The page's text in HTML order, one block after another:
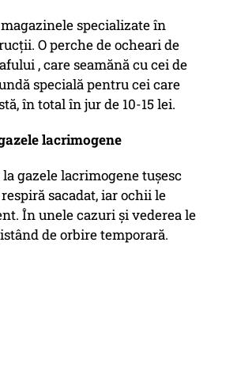
specializate în
O perche de ocheari de
, care seamănă cu cei de
specială pentru cei care
în total în jur de 10-15 lei.
lacrimogene
gazele lacrimogene tușesc
sacadat, iar ochii le
În unele cazuri și vederea le
de orbire temporară.